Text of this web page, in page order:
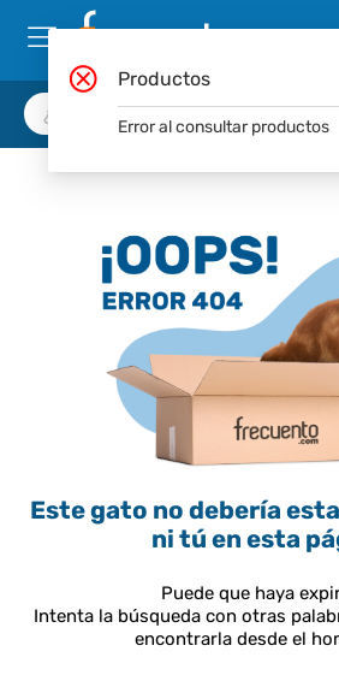
Este gato no debería
ni tú en esta
Puede que haya
Intenta la búsqueda con otras
encontrarla desde el
Productos
Error al consultar productos